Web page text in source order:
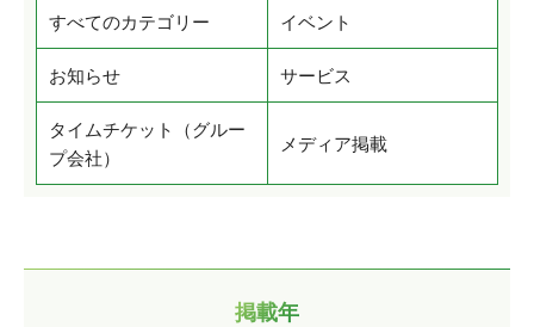
すべてのカテゴリー イベント
お知らせ サービス
タイムチケット（グルー
プ会社）
メディア掲載
掲載年